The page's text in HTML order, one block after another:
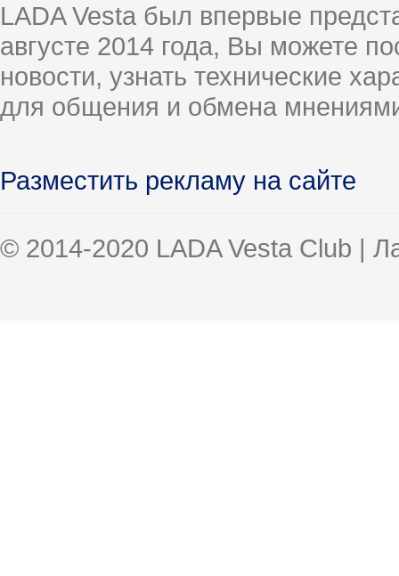
LADA Vesta был впервые
августе 2014 года, Вы можете
новости, узнать технические
для общения и обмена
Разместить рекламу на сайте
© 2014-2020 LADA Vesta Club |